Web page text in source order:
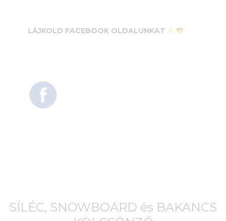
LÁJKOLD FACEBOOK OLDALUNKAT
SÍLÉC, SNOWBOARD és BAKANCS